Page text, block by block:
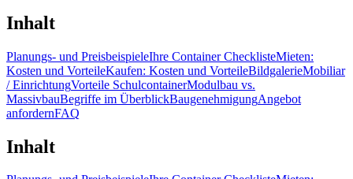
Inhalt
Planungs- und PreisbeispieleIhre Container ChecklisteMieten:
Kosten und VorteileKaufen: Kosten und VorteileBildgalerieMobiliar
/ EinrichtungVorteile SchulcontainerModulbau vs.
MassivbauBegriffe im ÜberblickBaugenehmigungAngebot
anfordernFAQ
Inhalt